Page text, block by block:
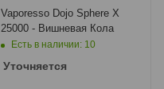
Vaporesso Dojo Sphere X
25000 - Вишневая Кола
Есть в наличии: 10
Уточняется